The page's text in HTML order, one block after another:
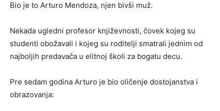
Bio je to Arturo Mendoza, njen bivši muž.
Nekada ugledni profesor književnosti, čovek kojeg su
studenti obožavali i kojeg su roditelji smatrali jednim od
najboljih predavača u elitnoj školi za bogatu decu.
Pre sedam godina Arturo je bio oličenje dostojanstva i
obrazovanja: